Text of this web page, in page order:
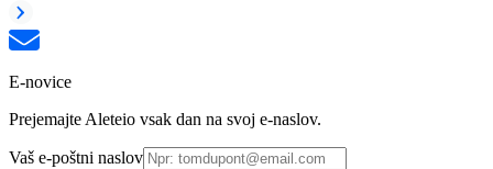
E-novice
Prejemajte Aleteio vsak dan na svoj e-naslov.
Vaš e-poštni naslov